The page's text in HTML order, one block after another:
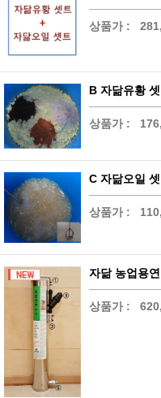
상품가 :
B 자닮유황
상품가 :
C 자닮오일
상품가 :
자닮 농업용
상품가 :